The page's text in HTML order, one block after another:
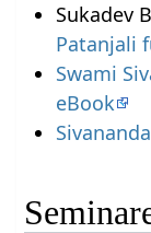
Sukadev
Patanjali
Swami
eBook